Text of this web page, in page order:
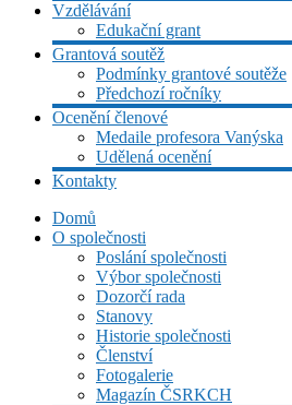
Vzdělávání
Edukační grant
Grantová soutěž
Podmínky grantové soutěže
Předchozí ročníky
Ocenění členové
Medaile profesora Vanýska
Udělená ocenění
Kontakty
Domů
O společnosti
Poslání společnosti
Výbor společnosti
Dozorčí rada
Stanovy
Historie společnosti
Členství
Fotogalerie
Magazín ČSRKCH